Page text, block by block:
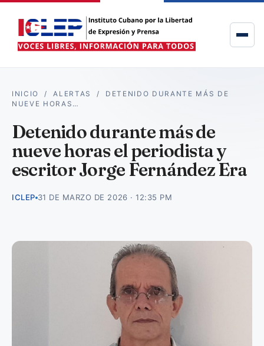
INICIO /ALERTAS / DETENIDO DURANTE MÁS DE
NUEVE HORAS…
Detenido durante más de
nueve horas el periodista y
escritor Jorge Fernández Era
ICLEP 31 DE MARZO DE 2026 · 12:35 PM